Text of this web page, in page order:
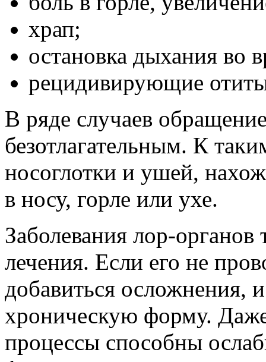
храп;
остановка дыхания во
рецидивирующие
В ряде случаев
безотлагательным. К
носоглотки и ушей,
в носу, горле или ухе.
Заболевания лор-
лечения. Если его не
добавиться осложнения,
хроническую форму.
процессы способны